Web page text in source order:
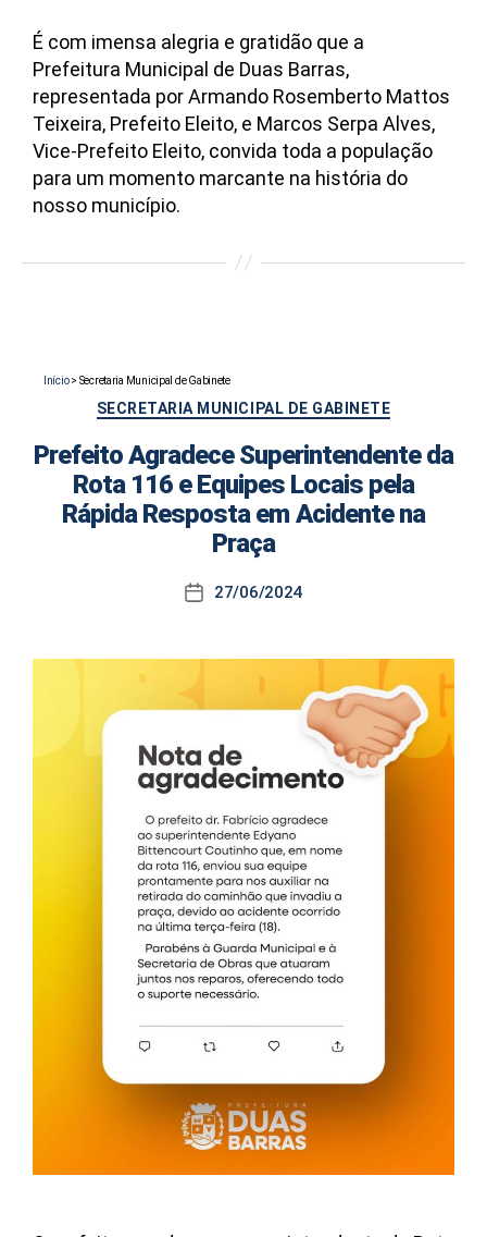
É com imensa alegria e gratidão que a
Prefeitura Municipal de Duas Barras,
representada por Armando Rosemberto Mattos
Teixeira, Prefeito Eleito, e Marcos Serpa Alves,
Vice-Prefeito Eleito, convida toda a população
para um momento marcante na história do
nosso município.
Início> Secretaria Municipal de Gabinete
Categorias
SECRETARIA MUNICIPAL DE GABINETE
Prefeito Agradece Superintendente da
Rota 116 e Equipes Locais pela
Rápida Resposta em Acidente na
Praça
Data27/06/2024